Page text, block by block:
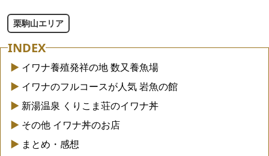
栗駒山エリア
INDEX
イワナ養殖発祥の地 数又養魚場
イワナのフルコースが人気 岩魚の館
新湯温泉 くりこま荘のイワナ丼
その他 イワナ丼のお店
まとめ・感想